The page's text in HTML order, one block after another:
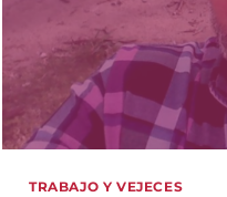
TRABAJO Y VEJECES